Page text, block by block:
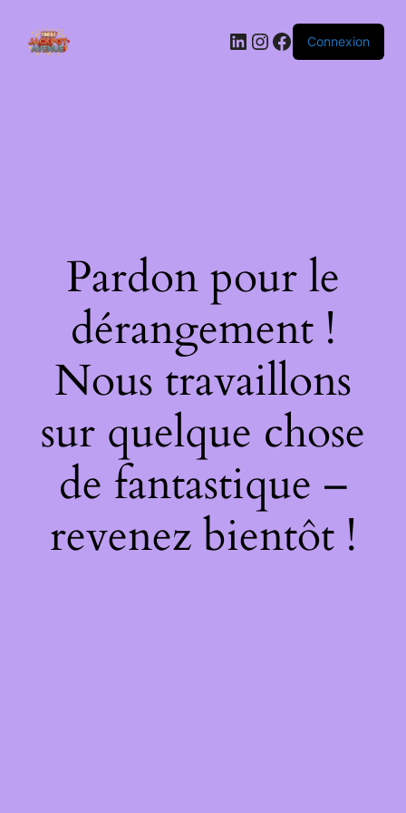
LinkedIn
Instagram
Facebook
Connexion
Pardon pour le
dérangement !
Nous travaillons
sur quelque chose
de fantastique –
revenez bientôt !